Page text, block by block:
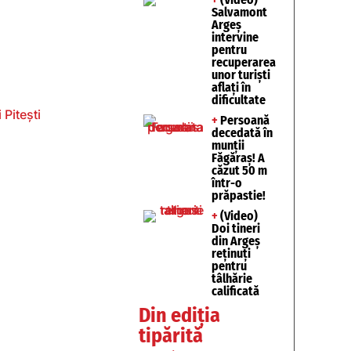
Pitești
Salvamont
Argeș
intervine
pentru
recuperarea
unor turişti
aflaţi în
dificultate
+ Persoană
decedată în
munții
Făgăraș! A
căzut 50 m
într-o
prăpastie!
+ (Video)
Doi tineri
din Argeș
reținuți
pentru
tâlhărie
calificată
Din ediția
tipărită